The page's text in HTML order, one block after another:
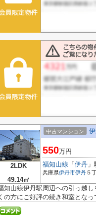
2LDK
49.14㎡
中古マンション
550万円
福知山線 「 伊丹 」
兵庫県伊丹市伊丹 ５
知山線伊丹駅周辺への引っ越
の方にご好評の続き和室とな